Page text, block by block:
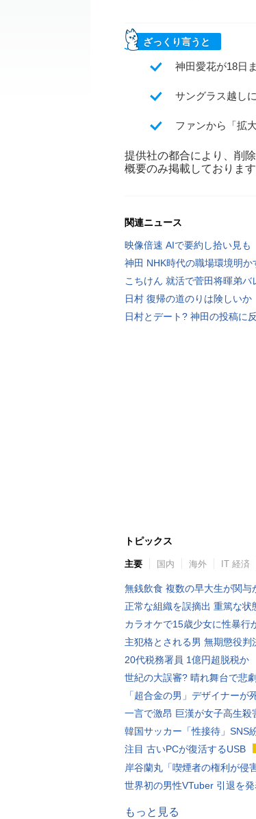
ざっくり言うと
神田愛花が18日
サングラス越し
ファンから「拡
提供社の都合により、削除
概要のみ掲載しております
関連ニュース
映像倍速 AIで要約し拾い見も
神田 NHK時代の職場環境明か
こちけん 就活で菅田将暉弟バ
日村 復帰の道のりは険しいか
日村とデート? 神田の投稿に
トピックス
主要 国内 海外 IT 経済
無銭飲食 複数の早大生が関与
正常な組織を誤摘出 重篤な状
カラオケで15歳少女に性暴行
主犯格とされる男 無期懲役判
20代税務署員 1億円超脱税か
世紀の大誤審? 晴れ舞台で悲劇
「超合金の男」デザイナーが
一言で激昂 巨漢が女子高生殺
韓国サッカー「性接待」SNS
注目 古いPCが復活するUSB
岸谷蘭丸「喫煙者の権利が侵害
世界初の男性VTuber 引退を発
もっと見る